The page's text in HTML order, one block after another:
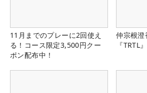
11月までのプレーに2回使え
る！コース限定3,500円クー
ポン配布中！
仲宗根澄
『TRTL